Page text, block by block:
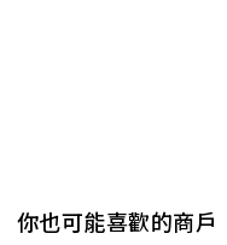
你也可能喜歡的商戶